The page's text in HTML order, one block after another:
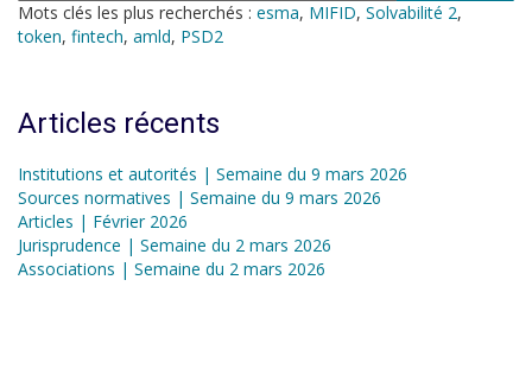
Mots clés les plus recherchés : esma, MIFID, Solvabilité 2,
token, fintech, amld, PSD2
Articles récents
Institutions et autorités | Semaine du 9 mars 2026
Sources normatives | Semaine du 9 mars 2026
Articles | Février 2026
Jurisprudence | Semaine du 2 mars 2026
Associations | Semaine du 2 mars 2026